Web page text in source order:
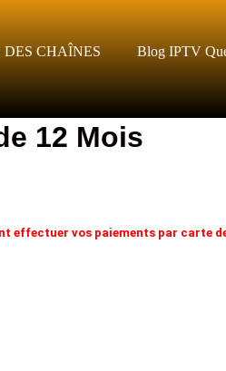
DES CHAÎNES Blog IPTV
12 Mois
effectuer vos paiements par carte